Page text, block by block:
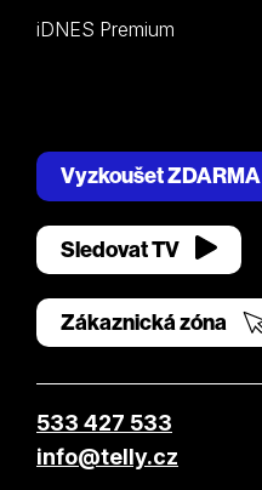
iDNES Premium
Vyzkoušet ZDARMA
Sledovat TV
Zákaznická zóna
533 427 533
info@telly.cz